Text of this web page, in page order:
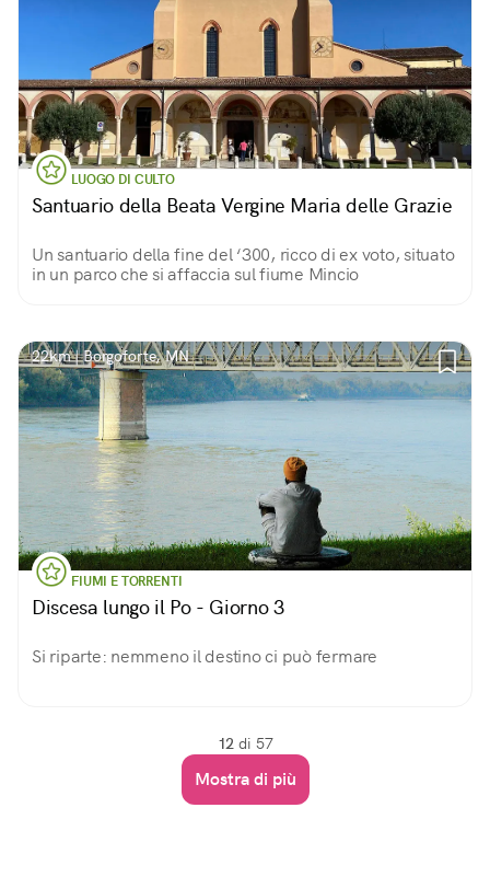
LUOGO DI CULTO
Santuario della Beata Vergine Maria delle Grazie
Un santuario della fine del ‘300, ricco di ex voto, situato
in un parco che si affaccia sul fiume Mincio
22km | Borgoforte, MN
FIUMI E TORRENTI
Discesa lungo il Po - Giorno 3
Si riparte: nemmeno il destino ci può fermare
12 di 57
Mostra di più